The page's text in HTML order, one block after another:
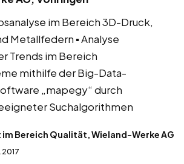
im Bereich 3D-Druck,
Metallfedern ▪ Analyse
Trends im Bereich
mithilfe der Big-Data-
„mapegy“ durch
Suchalgorithmen
Bereich Qualität, Wieland-Werke AG